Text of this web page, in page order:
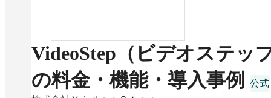
VideoStep（ビデオステッ
の料金・機能・導入事例